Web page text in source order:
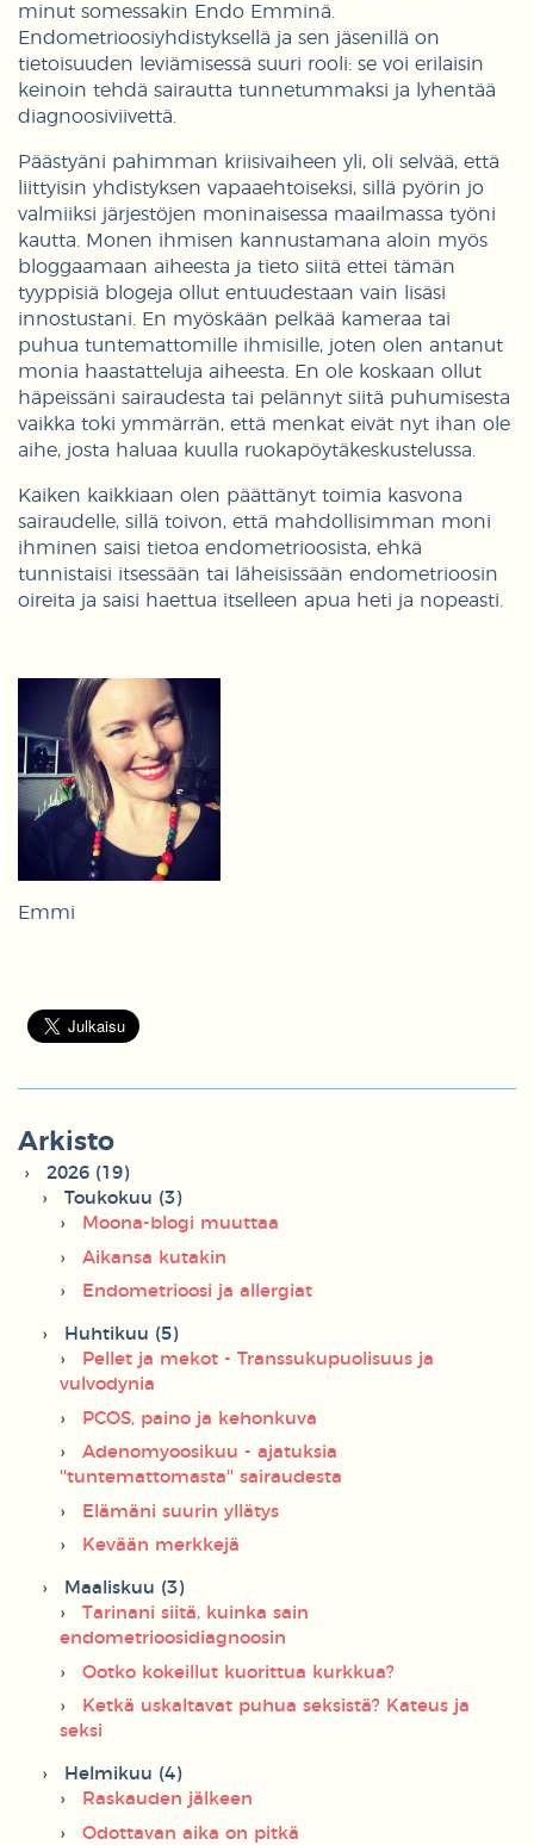
minut somessakin Endo Emminä.
Endometrioosiyhdistyksellä ja sen jäsenillä on
tietoisuuden leviämisessä suuri rooli: se voi erilaisin
keinoin tehdä sairautta tunnetummaksi ja lyhentää
diagnoosiviivettä.
Päästyäni pahimman kriisivaiheen yli, oli selvää, että
liittyisin yhdistyksen vapaaehtoiseksi, sillä pyörin jo
valmiiksi järjestöjen moninaisessa maailmassa työni
kautta. Monen ihmisen kannustamana aloin myös
bloggaamaan aiheesta ja tieto siitä ettei tämän
tyyppisiä blogeja ollut entuudestaan vain lisäsi
innostustani. En myöskään pelkää kameraa tai
puhua tuntemattomille ihmisille, joten olen antanut
monia haastatteluja aiheesta. En ole koskaan ollut
häpeissäni sairaudesta tai pelännyt siitä puhumisesta
vaikka toki ymmärrän, että menkat eivät nyt ihan ole
aihe, josta haluaa kuulla ruokapöytäkeskustelussa.
Kaiken kaikkiaan olen päättänyt toimia kasvona
sairaudelle, sillä toivon, että mahdollisimman moni
ihminen saisi tietoa endometrioosista, ehkä
tunnistaisi itsessään tai läheisissään endometrioosin
oireita ja saisi haettua itselleen apua heti ja nopeasti.
Emmi
Arkisto
2026 (19)
Toukokuu (3)
Moona-blogi muuttaa
Aikansa kutakin
Endometrioosi ja allergiat
Huhtikuu (5)
Pellet ja mekot - Transsukupuolisuus ja
vulvodynia
PCOS, paino ja kehonkuva
Adenomyoosikuu - ajatuksia
''tuntemattomasta'' sairaudesta
Elämäni suurin yllätys
Kevään merkkejä
Maaliskuu (3)
Tarinani siitä, kuinka sain
endometrioosidiagnoosin
Ootko kokeillut kuorittua kurkkua?
Ketkä uskaltavat puhua seksistä? Kateus ja
seksi
Helmikuu (4)
Raskauden jälkeen
Odottavan aika on pitkä